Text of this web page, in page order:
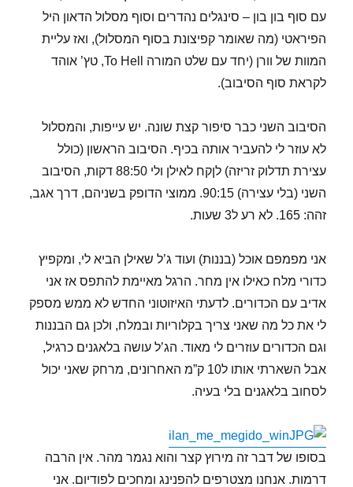
עם סוף בון בון – סינגלים נהדרים וסוף מסלול הדאון היל
הפיראטי (מה שאומר קפיצונת בסוף המסלול), ואז עליית
המוות של וורן (יחד עם שלט המורה To Hell, טץ’ אוהד
לקראת סוף הסיבוב).
הסיבוב השני כבר סיפור קצת שונה. יש עייפות, והמסלול
לא עוזר לי להעביר אותה בכיף. הסיבוב הראשון (כולל
עצירת תדלוק זריזה) לןקח לאילן ולי 88:50 דקות, הסיבוב
השני (בלי עצירה) 90:15. ממוצי הדופק בשניהם, דרך אגב,
זהה: 165. לא רע ל3 שעות.
אני מפמפם אוכל (בננות) ועוד ג’ל שאילן הביא לי, ומקפיץ
כדורי מלח כאילו אין מחר. הרגל מאיימת להתפס אז אני
אדיב עם הכדורים. לדעתי האיזוטוני החדש לא ממש מספק
לי את כל מה שאני צריך בקלוריות ובמלח, ולכן גם הבננות
וגם הכדורים עוזרים לי מאוד. הג’ל עושה בלאגנים כרגיל,
אבל השארתי אותו ל10 ק”מ האחרונים, מרחק שאני יכול
לסחוב בלאגנים בלי בעיה.
בסופו של דבר זה מירוץ קצר והוא נגמר מהר. אין הרבה
דרמות. אנחנו מצטרפים להפנינג ומחכים לפודיום. אני